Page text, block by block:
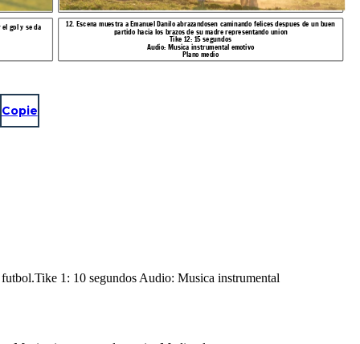
el gol y se da 12. Escena muestra a Emanuel Danilo abrazandosen caminando felices despues de un buen
partido hacia los brazos de su madre representando union
Tike 12: 15 segundos
Audio: Musica instrumental emotivo
Plano medio
Copie
1: 10 segundos Audio: Musica instrumental